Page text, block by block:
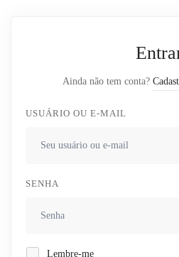
Ainda não tem conta?
USUÁRIO OU E-MAIL
SENHA
Lembre-me